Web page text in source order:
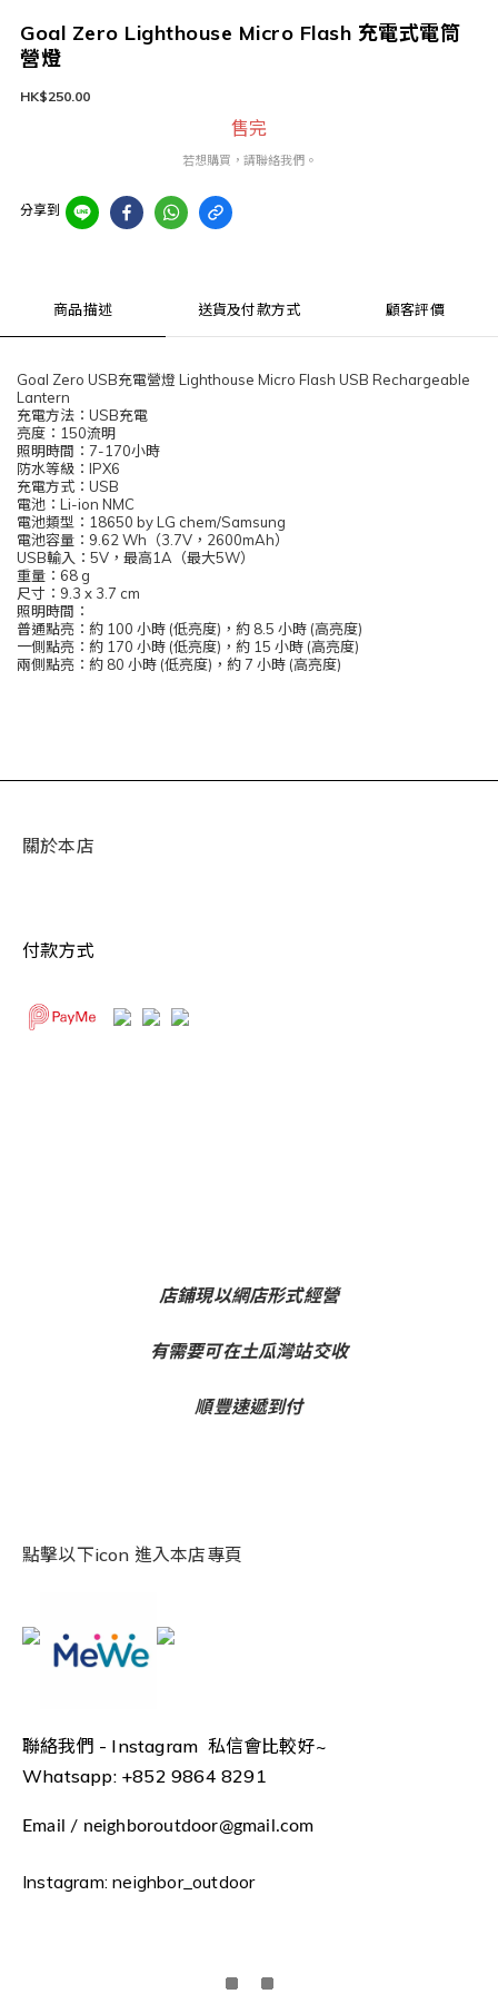
Goal Zero Lighthouse Micro Flash 充電式電筒
營燈
HK$250.00
售完
若想購買，請聯絡我們。
分享到
商品描述 送貨及付款方式 顧客評價
Goal Zero USB充電營燈 Lighthouse Micro Flash USB Rechargeable
Lantern
充電方法： USB充電
亮度：150流明
照明時間：7-170小時
防水等級：IPX6
充電方式：USB
電池：Li-ion NMC
電池類型：18650 by LG chem/Samsung
電池容量：9.62 Wh（3.7V，2600mAh）
USB輸入：5V，最高1A（最大5W）
重量：68 g
尺寸：9.3 x 3.7 cm
照明時間：
普通點亮：約 100 小時 (低亮度)，約 8.5 小時 (高亮度)
一側點亮：約 170 小時 (低亮度)，約 15 小時 (高亮度)
兩側點亮：約 80 小時 (低亮度)，約 7 小時 (高亮度)
關於本店
付款方式
店鋪現以網店形式經營
有需要可在土瓜灣站交收
順豐速遞到付
點擊以下icon 進入本店專頁
聯絡我們 - Instagram 私信會比較好~
Whatsapp: +852 9864 8291
Email / neighboroutdoor@gmail.com
Instagram: neighbor_outdoor